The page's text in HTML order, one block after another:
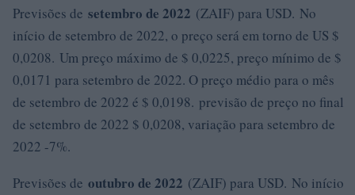
Previsões de setembro de 2022 (ZAIF) para USD. No
início de setembro de 2022, o preço será em torno de US $
0,0208. Um preço máximo de $ 0,0225, preço mínimo de $
0,0171 para setembro de 2022. O preço médio para o mês
de setembro de 2022 é $ 0,0198. previsão de preço no final
de setembro de 2022 $ 0,0208, variação para setembro de
2022 -7%.
Previsões de outubro de 2022 (ZAIF) para USD. No início